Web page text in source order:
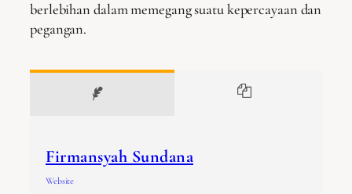
berlebihan dalam memegang suatu kepercayaan dan
pegangan.
Firmansyah Sundana
Website